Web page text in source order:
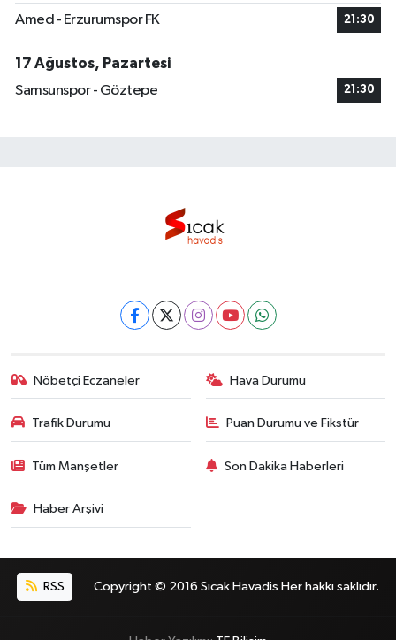
Amed - Erzurumspor FK 21:30
17 Ağustos, Pazartesi
Samsunspor - Göztepe
21:30
Nöbetçi Eczaneler Hava Durumu
Trafik Durumu Puan Durumu ve Fikstür
Tüm Manşetler Son Dakika Haberleri
Haber Arşivi
RSS Copyright © 2016 Sıcak Havadis Her hakkı saklıdır.